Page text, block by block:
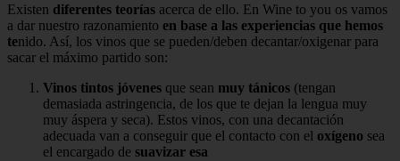
Existen diferentes teorías acerca de ello. En Wine to you os vamos
a dar nuestro razonamiento en base a las experiencias que hemos
tenido. Así, los vinos que se pueden/deben decantar/oxigenar para
sacar el máximo partido son:
Vinos tintos jóvenes que sean muy tánicos (tengan
demasiada astringencia, de los que te dejan la lengua muy
muy áspera y seca). Estos vinos, con una decantación
adecuada van a conseguir que el contacto con el oxígeno sea
el encargado de suavizar esa